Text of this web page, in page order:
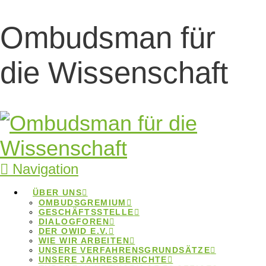
Ombudsman für
die Wissenschaft
Navigation
ÜBER UNS
OMBUDSGREMIUM
GESCHÄFTSSTELLE
DIALOGFOREN
DER OWID E.V.
WIE WIR ARBEITEN
UNSERE VERFAHRENSGRUNDSÄTZE
UNSERE JAHRESBERICHTE
Forschungsdaten
Forschungsdaten
Forschungsdaten